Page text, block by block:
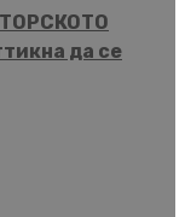
да се